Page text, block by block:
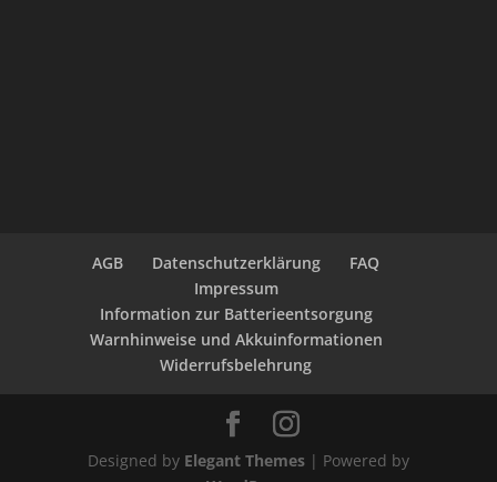
AGB Datenschutzerklärung
FAQ
Impressum
Information zur Batterieentsorgung
Warnhinweise und Akkuinformationen
Widerrufsbelehrung
Designed by Elegant Themes| Powered by